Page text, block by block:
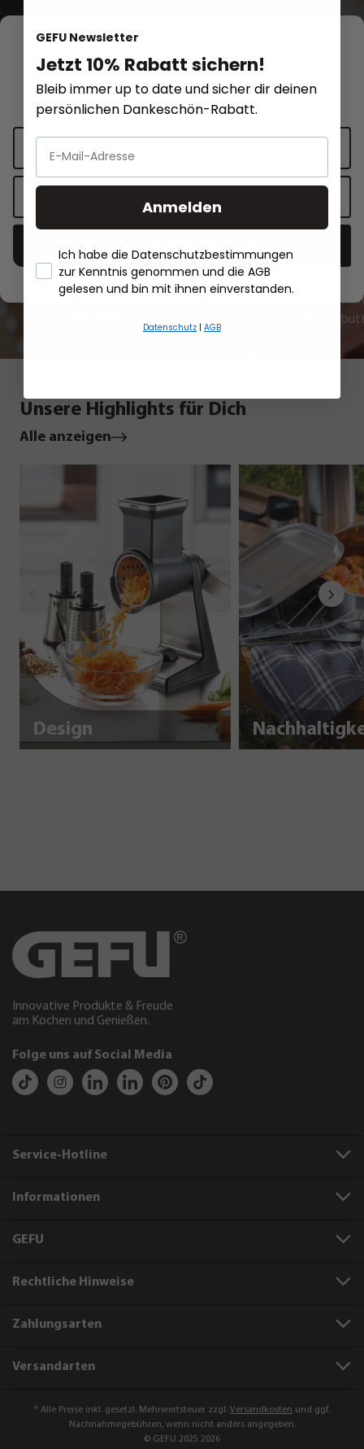
Rezept Inspirationen
Frühlingszwiebeln, Koriander und
Chili
Rotes Sauerkraut mit Möhren,
Lachsfilet
Unsere Highlights für Dich
Alle anzeigen
Design
Innovative Produkte & Freude
am Kochen und Genießen.
Folge uns auf Social Media
Service-Hotline
Informationen
GEFU
Rechtliche Hinweise
Zahlungsarten
Versandarten
* Alle Preise inkl. gesetzl. Mehrwertsteuer zzgl. Versandkosten und ggf.
Nachnahmegebühren, wenn nicht anders angegeben.
© GEFU 2025 2026
Wir respektieren Ihre Privatsphäre
Diese Website verwendet Cookies für Funktionalität und
personalisierte Werbung.Mehr Informationen.
Datenschutzeinstellungen
- Händlerbund Impressum
GEFU Newsletter
Jetzt 10% Rabatt sichern!
Bleib immer up to date und sicher dir deinen
persönlichen Dankeschön-Rabatt.
Anmelden
Ich habe die Datenschutzbestimmungen
zur Kenntnis genommen und die AGB
gelesen und bin mit ihnen einverstanden.
Datenschutz | AGB